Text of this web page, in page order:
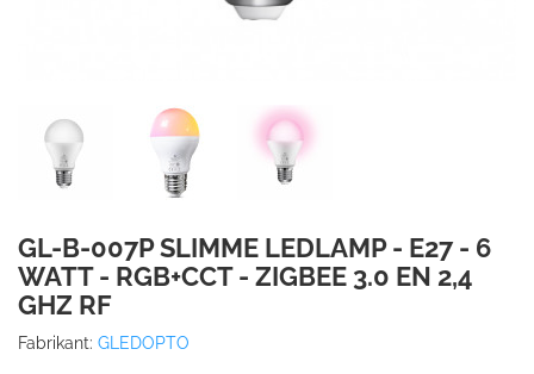
GL-B-007P SLIMME LEDLAMP - E27 - 6
WATT - RGB+CCT - ZIGBEE 3.0 EN 2,4
GHZ RF
Fabrikant: GLEDOPTO